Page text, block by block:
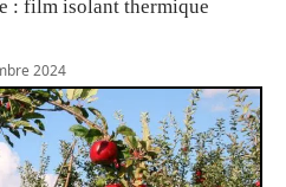
: film isolant thermique
2024